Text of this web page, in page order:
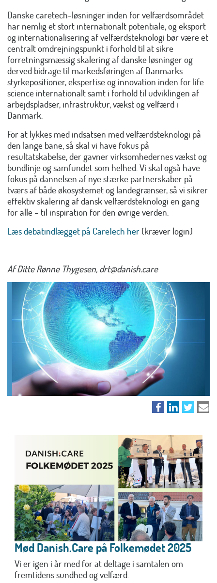
Danske caretech-løsninger inden for velfærdsområdet
har nemlig et stort internationalt potentiale, og eksport
og internationalisering af velfærdsteknologi bør være et
centralt omdrejningspunkt i forhold til at sikre
forretningsmæssig skalering af danske løsninger og
derved bidrage til markedsføringen af Danmarks
styrkepositioner, ekspertise og innovation inden for life
science internationalt samt i forhold til udviklingen af
arbejdspladser, infrastruktur, vækst og velfærd i
Danmark.
For at lykkes med indsatsen med velfærdsteknologi på
den lange bane, så skal vi have fokus på
resultatskabelse, der gavner virksomhedernes vækst og
bundlinje og samfundet som helhed. Vi skal også have
fokus på dannelsen af nye stærke partnerskaber på
tværs af både økosystemet og landegrænser, så vi sikrer
effektiv skalering af dansk velfærdsteknologi en gang
for alle – til inspiration for den øvrige verden.
Læs debatindlægget på CareTech her (kræver login)
Af Ditte Rønne Thygesen, drt@danish.care
Mød Danish.Care på Folkemødet 2025
Vi er igen i år med for at deltage i samtalen om
fremtidens sundhed og velfærd.